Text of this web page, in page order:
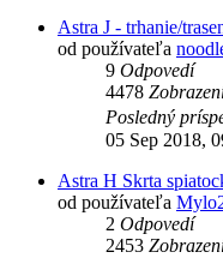
Astra J - trhanie/
od používateľa
9 Odpovedí
4478
Posledný
05 Sep 2018,
Astra H Skrta
od používateľa
2 Odpovedí
2453